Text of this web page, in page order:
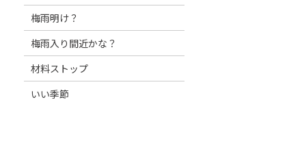
梅雨明け？
梅雨入り間近かな？
材料ストップ
いい季節